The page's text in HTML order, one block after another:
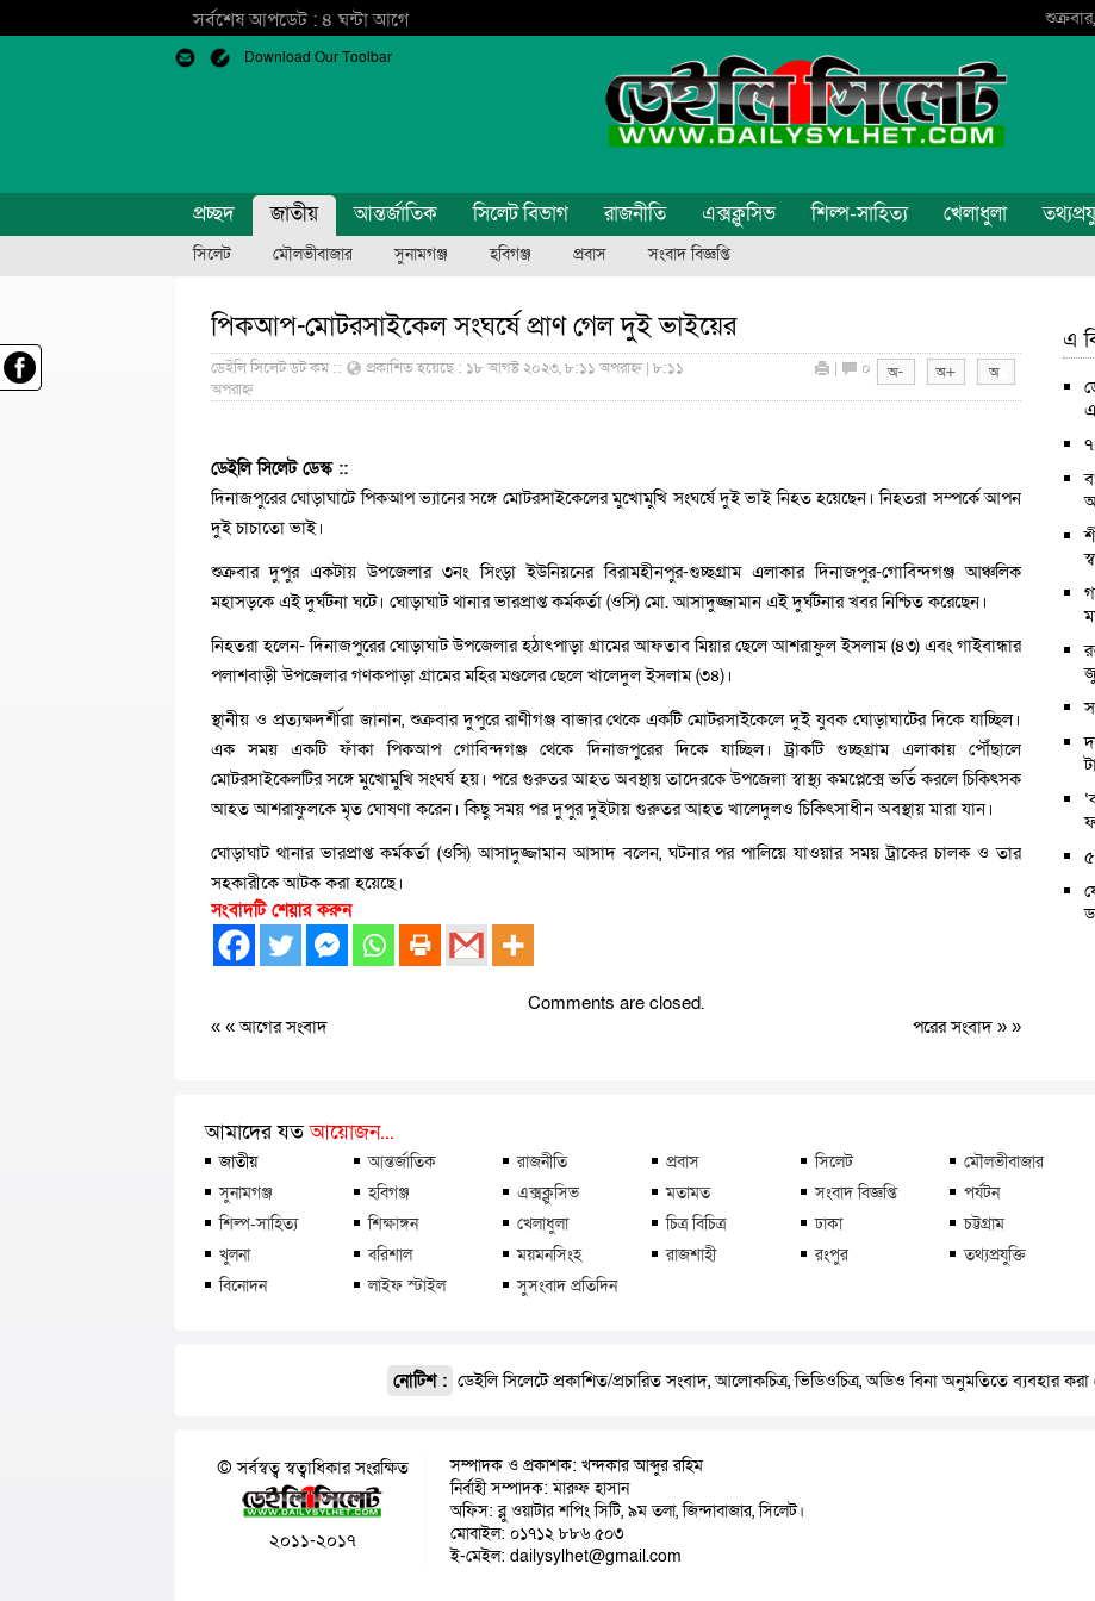
সর্বশেষ আপডেট : ৪ ঘন্টা আগে
Download Our Toolbar
প্রচ্ছদ জাতীয় আন্তর্জাতিক সিলেট বিভাগ রাজনীতি এক্সক্লুসিভ শিল্প-সাহিত্য খেলাধুলা
সিলেট মৌলভীবাজার সুনামগঞ্জ হবিগঞ্জ প্রবাস সংবাদ বিজ্ঞপ্তি
পিকআপ-মোটরসাইকেল সংঘর্ষে প্রাণ গেল দুই ভাইয়ের
ডেইলি সিলেট ডট কম ::
প্রকাশিত হয়েছে : ১৮ আগষ্ট ২০২৩, ৮:১১ অপরাহ্ন | ৮:১১
অপরাহ্ন
| ০
ডেইলি সিলেট ডেস্ক ::
দিনাজপুরের ঘোড়াঘাটে পিকআপ ভ্যানের সঙ্গে মোটরসাইকেলের মুখোমুখি সংঘর্ষে দুই ভাই নিহত হয়েছেন। নিহতরা সম্পর্কে আপন
দুই চাচাতো ভাই।
শুক্রবার দুপুর একটায় উপজেলার ৩নং সিংড়া ইউনিয়নের বিরামহীনপুর-গুচ্ছগ্রাম এলাকার দিনাজপুর-গোবিন্দগঞ্জ আঞ্চলিক
মহাসড়কে এই দুর্ঘটনা ঘটে। ঘোড়াঘাট থানার ভারপ্রাপ্ত কর্মকর্তা (ওসি) মো. আসাদুজ্জামান এই দুর্ঘটনার খবর নিশ্চিত করেছেন।
নিহতরা হলেন- দিনাজপুরের ঘোড়াঘাট উপজেলার হঠাৎপাড়া গ্রামের আফতাব মিয়ার ছেলে আশরাফুল ইসলাম (৪৩) এবং গাইবান্ধার
পলাশবাড়ী উপজেলার গণকপাড়া গ্রামের মহির মণ্ডলের ছেলে খালেদুল ইসলাম (৩৪)।
স্থানীয় ও প্রত্যক্ষদর্শীরা জানান, শুক্রবার দুপুরে রাণীগঞ্জ বাজার থেকে একটি মোটরসাইকেলে দুই যুবক ঘোড়াঘাটের দিকে যাচ্ছিল।
এক সময় একটি ফাঁকা পিকআপ গোবিন্দগঞ্জ থেকে দিনাজপুরের দিকে যাচ্ছিল। ট্রাকটি গুচ্ছগ্রাম এলাকায় পৌঁছালে
মোটরসাইকেলটির সঙ্গে মুখোমুখি সংঘর্ষ হয়। পরে গুরুতর আহত অবস্থায় তাদেরকে উপজেলা স্বাস্থ্য কমপ্লেক্সে ভর্তি করলে চিকিৎসক
আহত আশরাফুলকে মৃত ঘোষণা করেন। কিছু সময় পর দুপুর দুইটায় গুরুতর আহত খালেদুলও চিকিৎসাধীন অবস্থায় মারা যান।
ঘোড়াঘাট থানার ভারপ্রাপ্ত কর্মকর্তা (ওসি) আসাদুজ্জামান আসাদ বলেন, ঘটনার পর পালিয়ে যাওয়ার সময় ট্রাকের চালক ও তার
সহকারীকে আটক করা হয়েছে।
সংবাদটি শেয়ার করুন
Comments are closed.
« «আগের সংবাদ পরের সংবাদ » »
এ
আমাদের যতআয়োজন...
জাতীয় আন্তর্জাতিক রাজনীতি প্রবাস সিলেট
মৌলভীবাজার
সুনামগঞ্জ
হবিগঞ্জ এক্সক্লুসিভ মতামত সংবাদ বিজ্ঞপ্তি
পর্যটন
শিল্প-সাহিত্য
শিক্ষাঙ্গন খেলাধুলা চিত্র বিচিত্র ঢাকা
চট্টগ্রাম
খুলনা
বরিশাল ময়মনসিংহ রাজশাহী রংপুর
তথ্যপ্রযুক্তি
বিনোদন
লাইফ স্টাইল সুসংবাদ প্রতিদিন
নোটিশ : ডেইলি সিলেটে প্রকাশিত/প্রচারিত সংবাদ, আলোকচিত্র, ভিডিওচিত্র, অডিও বিনা অনুমতিতে ব্যবহার
© সর্বস্বত্ব স্বত্বাধিকার সংরক্ষিত
২০১১-২০১৭
সম্পাদক ও প্রকাশক: খন্দকার আব্দুর রহিম
নির্বাহী সম্পাদক: মারুফ হাসান
অফিস: ব্লু ওয়াটার শপিং সিটি, ৯ম তলা, জিন্দাবাজার, সিলেট।
মোবাইল: ০১৭১২ ৮৮৬ ৫০৩
ই-মেইল: dailysylhet@gmail.com